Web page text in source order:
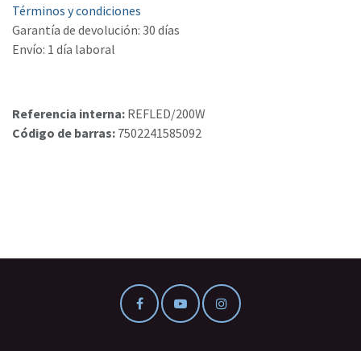
Términos y condiciones
Garantía de devolución: 30 días
Envío: 1 día laboral
Referencia interna: REFLED/200W
Código de barras: 7502241585092